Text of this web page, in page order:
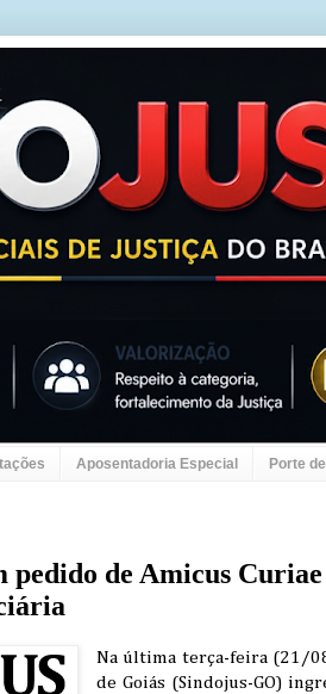
Aposentadoria Especial Porte
pedido de Amicus
Na última terça-feira (21/
de Goiás (Sindojus-GO)